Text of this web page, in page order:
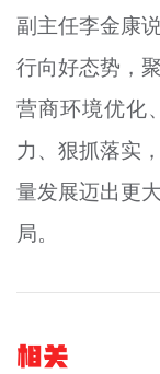
副主任李金康
行向好态势，
营商环境优化
力、狠抓落实
量发展迈出更
局。
相关